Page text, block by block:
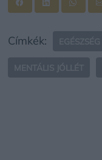
Címkék: EGÉSZSÉG
MENTÁLIS JÓLLÉT